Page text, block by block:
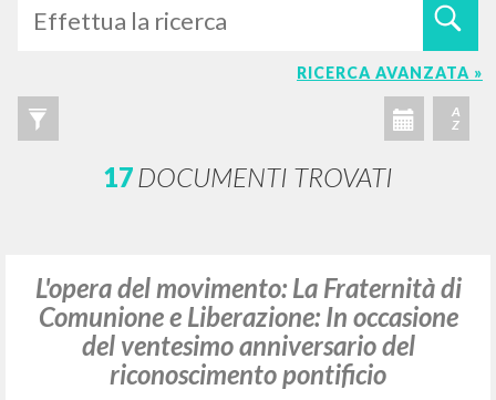
RICERCA AVANZATA »
A
Z
17DOCUMENTI TROVATI
L'opera del movimento: La Fraternità di
Comunione e Liberazione: In occasione
del ventesimo anniversario del
riconoscimento pontificio